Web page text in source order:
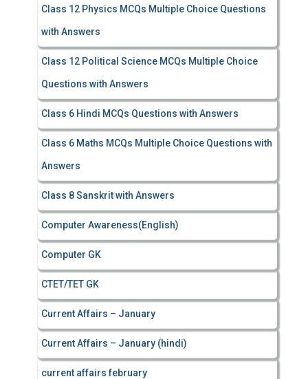
Class 12 Physics MCQs Multiple Choice Questions
with Answers
Class 12 Political Science MCQs Multiple Choice
Questions with Answers
Class 6 Hindi MCQs Questions with Answers
Class 6 Maths MCQs Multiple Choice Questions with
Answers
Class 8 Sanskrit with Answers
Computer Awareness(English)
Computer GK
CTET/TET GK
Current Affairs – January
Current Affairs – January (hindi)
current affairs february